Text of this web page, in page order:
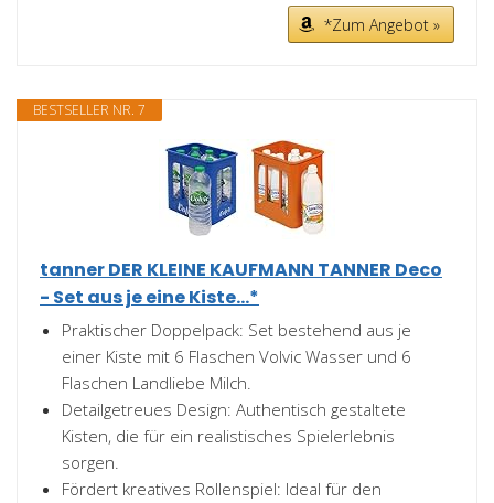
*Zum Angebot »
BESTSELLER NR. 7
tanner DER KLEINE KAUFMANN TANNER Deco
- Set aus je eine Kiste...*
Praktischer Doppelpack: Set bestehend aus je
einer Kiste mit 6 Flaschen Volvic Wasser und 6
Flaschen Landliebe Milch.
Detailgetreues Design: Authentisch gestaltete
Kisten, die für ein realistisches Spielerlebnis
sorgen.
Fördert kreatives Rollenspiel: Ideal für den